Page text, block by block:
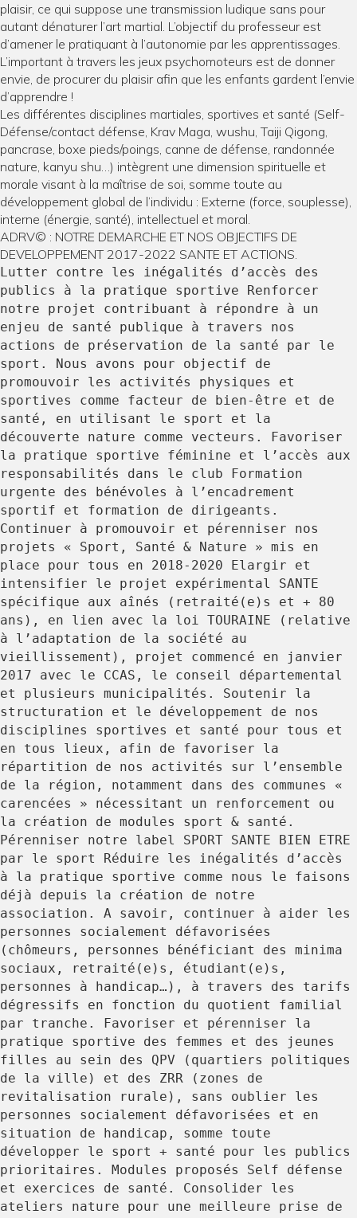
plaisir, ce qui suppose une transmission ludique sans pour
autant dénaturer l’art martial. L’objectif du professeur est
d’amener le pratiquant à l’autonomie par les apprentissages.
L’important à travers les jeux psychomoteurs est de donner
envie, de procurer du plaisir afin que les enfants gardent l’envie
d’apprendre !
Les différentes disciplines martiales, sportives et santé (Self-
Défense/contact défense, Krav Maga, wushu, Taiji Qigong,
pancrase, boxe pieds/poings, canne de défense, randonnée
nature, kanyu shu…) intègrent une dimension spirituelle et
morale visant à la maîtrise de soi, somme toute au
développement global de l’individu : Externe (force, souplesse),
interne (énergie, santé), intellectuel et moral.
ADRV© : NOTRE DEMARCHE ET NOS OBJECTIFS DE
DEVELOPPEMENT 2017-2022 SANTE ET ACTIONS.
Lutter contre les inégalités d’accès des
publics à la pratique sportive Renforcer
notre projet contribuant à répondre à un
enjeu de santé publique à travers nos
actions de préservation de la santé par le
sport. Nous avons pour objectif de
promouvoir les activités physiques et
sportives comme facteur de bien-être et de
santé, en utilisant le sport et la
découverte nature comme vecteurs. Favoriser
la pratique sportive féminine et l’accès aux
responsabilités dans le club Formation
urgente des bénévoles à l’encadrement
sportif et formation de dirigeants.
Continuer à promouvoir et pérenniser nos
projets « Sport, Santé & Nature » mis en
place pour tous en 2018-2020 Elargir et
intensifier le projet expérimental SANTE
spécifique aux aînés (retraité(e)s et + 80
ans), en lien avec la loi TOURAINE (relative
à l’adaptation de la société au
vieillissement), projet commencé en janvier
2017 avec le CCAS, le conseil départemental
et plusieurs municipalités. Soutenir la
structuration et le développement de nos
disciplines sportives et santé pour tous et
en tous lieux, afin de favoriser la
répartition de nos activités sur l’ensemble
de la région, notamment dans des communes «
carencées » nécessitant un renforcement ou
la création de modules sport & santé.
Pérenniser notre label SPORT SANTE BIEN ETRE
par le sport Réduire les inégalités d’accès
à la pratique sportive comme nous le faisons
déjà depuis la création de notre
association. A savoir, continuer à aider les
personnes socialement défavorisées
(chômeurs, personnes bénéficiant des minima
sociaux, retraité(e)s, étudiant(e)s,
personnes à handicap…), à travers des tarifs
dégressifs en fonction du quotient familial
par tranche. Favoriser et pérenniser la
pratique sportive des femmes et des jeunes
filles au sein des QPV (quartiers politiques
de la ville) et des ZRR (zones de
revitalisation rurale), sans oublier les
personnes socialement défavorisées et en
situation de handicap, somme toute
développer le sport + santé pour les publics
prioritaires. Modules proposés Self défense
et exercices de santé. Consolider les
ateliers nature pour une meilleure prise de